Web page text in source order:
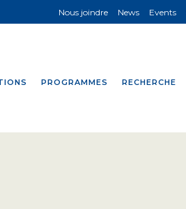
PROGRAMMES RECHERCHE
Nous joindre News Events